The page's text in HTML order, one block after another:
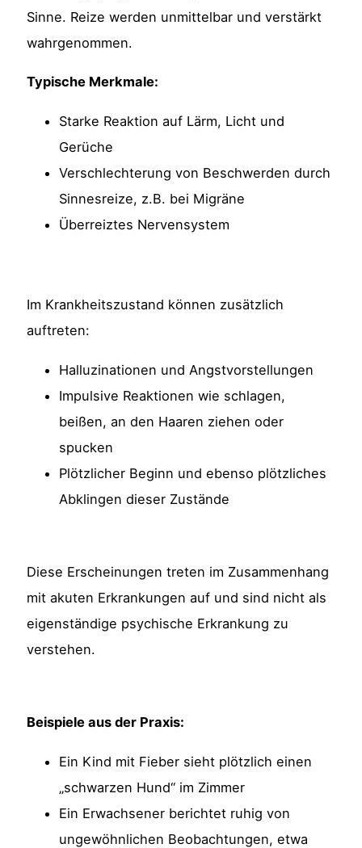
Sinne. Reize werden unmittelbar und verstärkt
wahrgenommen.
Typische Merkmale:
Starke Reaktion auf Lärm, Licht und
Gerüche
Verschlechterung von Beschwerden durch
Sinnesreize, z.B. bei Migräne
Überreiztes Nervensystem
Im Krankheitszustand können zusätzlich
auftreten:
Halluzinationen und Angstvorstellungen
Impulsive Reaktionen wie schlagen,
beißen, an den Haaren ziehen oder
spucken
Plötzlicher Beginn und ebenso plötzliches
Abklingen dieser Zustände
Diese Erscheinungen treten im Zusammenhang
mit akuten Erkrankungen auf und sind nicht als
eigenständige psychische Erkrankung zu
verstehen.
Beispiele aus der Praxis:
Ein Kind mit Fieber sieht plötzlich einen
„schwarzen Hund“ im Zimmer
Ein Erwachsener berichtet ruhig von
ungewöhnlichen Beobachtungen, etwa